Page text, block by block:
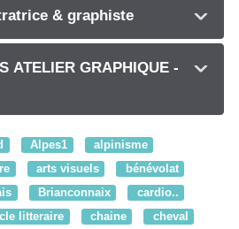
& graphiste
ATELIER GRAPHIQUE -
Alpes1
alpinisme
arts visuels
bénévolat
Brianconnaix
cardio..
litteraire chaine
cheval